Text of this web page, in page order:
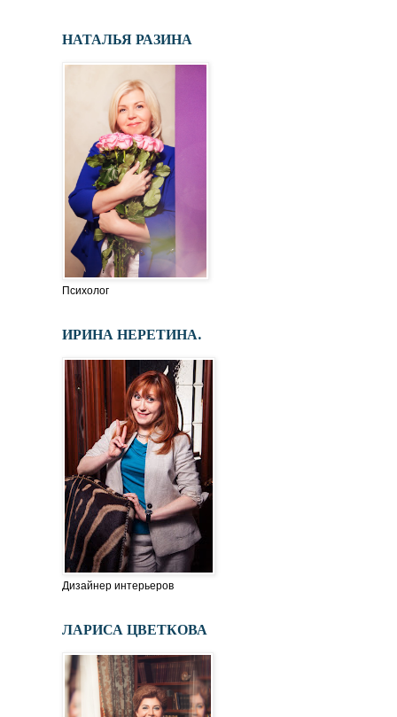
НАТАЛЬЯ РАЗИНА
Психолог
ИРИНА НЕРЕТИНА.
Дизайнер интерьеров
ЛАРИСА ЦВЕТКОВА